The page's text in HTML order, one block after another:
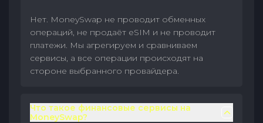
Нет. MoneySwap не проводит обменных
операций, не продаёт eSIM и не проводит
платежи. Мы агрегируем и сравниваем
сервисы, а все операции происходят на
стороне выбранного провайдера.
Что такое финансовые сервисы на
MoneySwap?